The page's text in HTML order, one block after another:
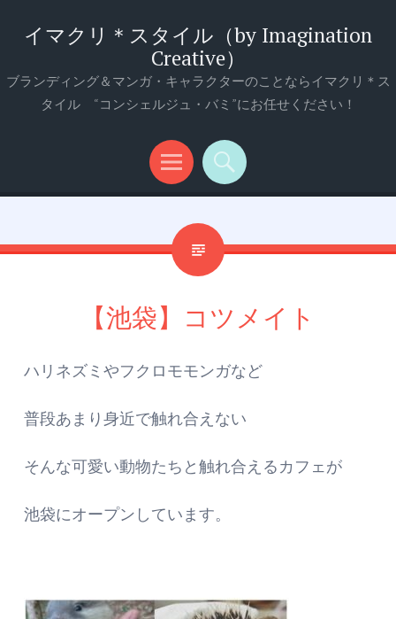
イマクリ＊スタイル（by Imagination
Creative）
ブランディング＆マンガ・キャラクターのことならイマクリ＊ス
タイル “コンシェルジュ・バミ”にお任せください！
メ
ュ
検
【池袋】コツメイト
ハリネズミやフクロモモンガなど
普段あまり身近で触れ合えない
そんな可愛い動物たちと触れ合えるカフェが
池袋にオープンしています。